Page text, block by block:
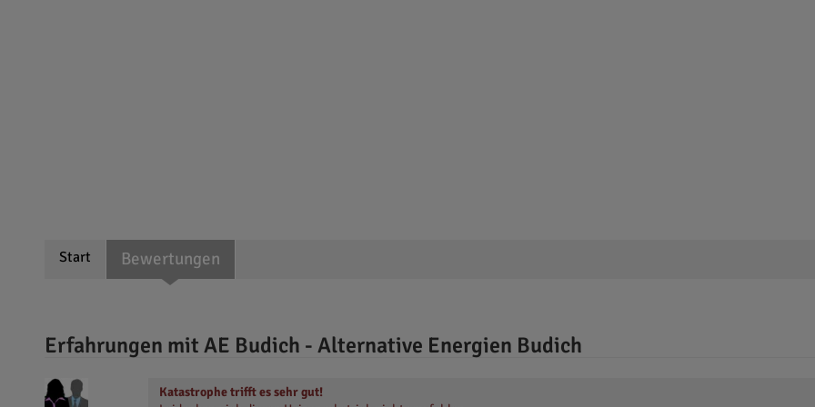
Start Bewertungen
Erfahrungen mit AE Budich - Alternative Energien Budich
Katastrophe trifft es sehr gut!